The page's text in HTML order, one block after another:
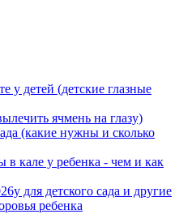
у детей (детские глазные
ячмень на глазу)
(какие нужны и сколько
кале у ребенка - чем и как
для детского сада и другие
ребенка